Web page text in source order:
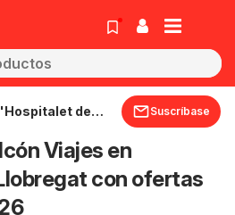
de
Suscríbase
Viajes en
con ofertas